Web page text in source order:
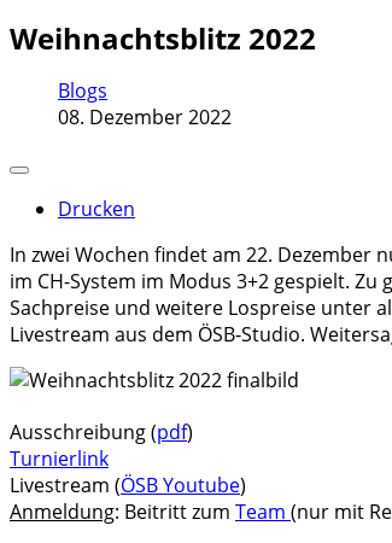
Weihnachtsblitz 2022
Blogs
08. Dezember 2022
Drucken
In zwei Wochen findet am 22. Dezember
im CH-System im Modus 3+2 gespielt.
Sachpreise und weitere Lospreise unter
Livestream aus dem ÖSB-Studio.
Ausschreibung (pdf)
Turnierlink
Livestream (ÖSB Youtube)
Anmeldung: Beitritt zum Team (nur mit